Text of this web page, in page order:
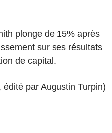
plonge de 15% après
sur ses résultats
de capital.
par Augustin Turpin)